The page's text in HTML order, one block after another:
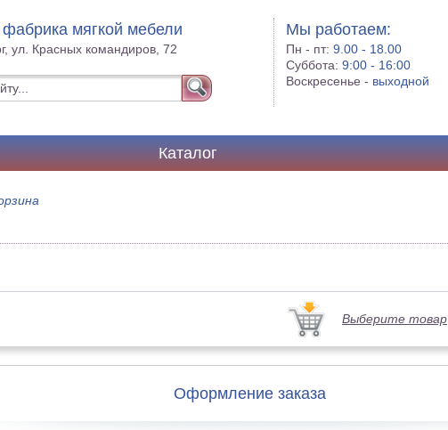
мягкой мебели
ул. Красных командиров, 72
Мы работаем:
Пн - пт:9.00 - 18.00
Суббота:9:00 - 16:00
Воскресенье - выходной
Каталог
Выберите товар
Оформление заказа